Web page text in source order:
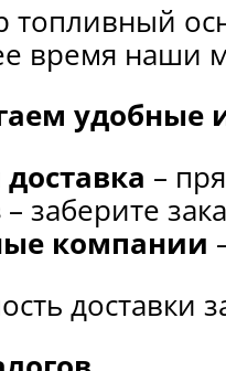
топливный
время наши
удобные
–
– заберите
компании
доставки